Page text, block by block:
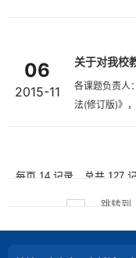
06
2015-11
各课题负责人： 根据《南京邮电大学教育科学研究课题管理办
法(修订版)》
每页 14 记录 总共 127
跳转到